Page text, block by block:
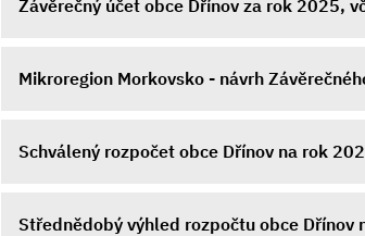
Závěrečný účet obce Dřínov za rok 2025,
Mikroregion Morkovsko - návrh
Schválený rozpočet obce Dřínov na rok
Střednědobý výhled rozpočtu obce Dřínov